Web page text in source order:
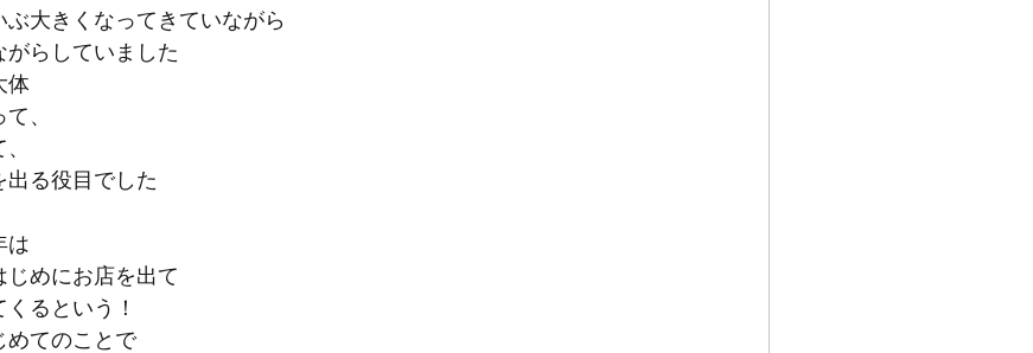
大きくなってきていながら
らしていました
体
、
る役目でした
は
めにお店を出て
るという！
めてのことで